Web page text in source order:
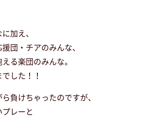
加え、
団・チアのみんな、
る楽団のみんな。
した！！
負けちゃったのですが、
レーと